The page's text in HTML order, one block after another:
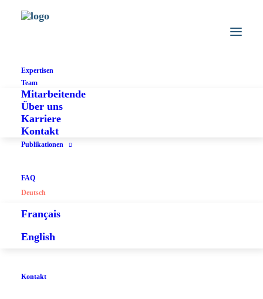
Expertisen
Team
Mitarbeitende
Über uns
Karriere
Kontakt
Publikationen
FAQ
Deutsch
Français
English
Kontakt
Steuern